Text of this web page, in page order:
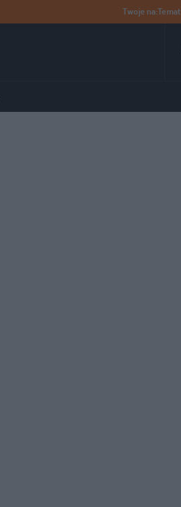
Twoje na:Temat